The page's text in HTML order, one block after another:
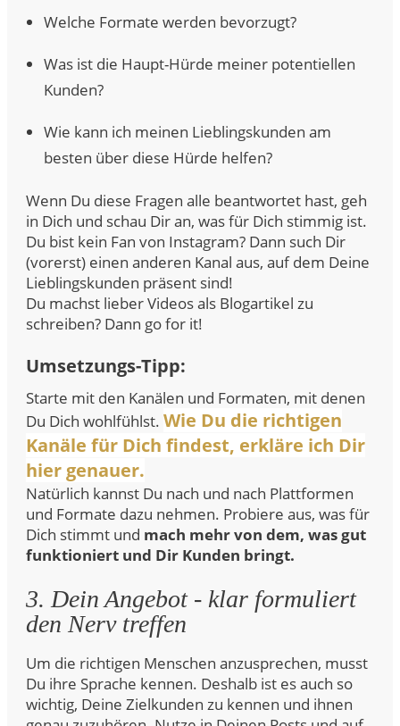
Welche Formate werden bevorzugt?
Was ist die Haupt-Hürde meiner potentiellen
Kunden?
Wie kann ich meinen Lieblingskunden am
besten über diese Hürde helfen?
Wenn Du diese Fragen alle beantwortet hast, geh
in Dich und schau Dir an, was für Dich stimmig ist.
Du bist kein Fan von Instagram? Dann such Dir
(vorerst) einen anderen Kanal aus, auf dem Deine
Lieblingskunden präsent sind!
Du machst lieber Videos als Blogartikel zu
schreiben? Dann go for it!
Umsetzungs-Tipp:
Starte mit den Kanälen und Formaten, mit denen
Du Dich wohlfühlst. Wie Du die richtigen
Kanäle für Dich findest, erkläre ich Dir
hier genauer.
Natürlich kannst Du nach und nach Plattformen
und Formate dazu nehmen. Probiere aus, was für
Dich stimmt und mach mehr von dem, was gut
funktioniert und Dir Kunden bringt.
3. Dein Angebot - klar formuliert
den Nerv treffen
Um die richtigen Menschen anzusprechen, musst
Du ihre Sprache kennen. Deshalb ist es auch so
wichtig, Deine Zielkunden zu kennen und ihnen